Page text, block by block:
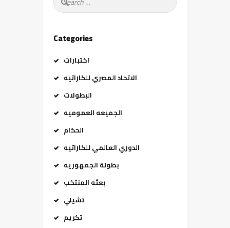
تواصل معناfor:
Categories
اختبارات
الاتحاد المصري للكاراتيه
البطولات
الجميعه العموميه
الحكام
الدوري العالمي للكاراتيه
بطولة الجمهوريه
بعثه المنتخب
تشيلي
تكريم